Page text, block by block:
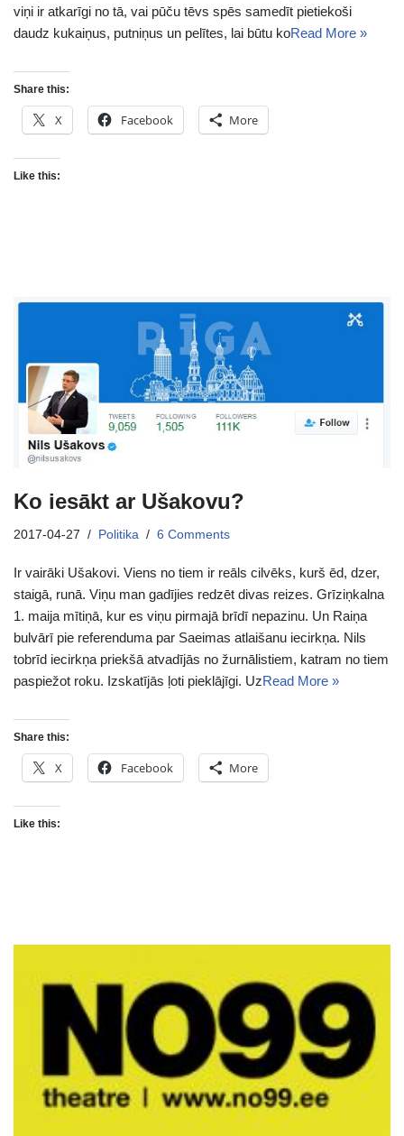
viņi ir atkarīgi no tā, vai pūču tēvs spēs samedīt pietiekoši
daudz kukaiņus, putniņus un pelītes, lai būtu koRead More »
Share this:
X Facebook More
Like this:
Ko iesākt ar Ušakovu?
2017-04-27 Politika 6 Comments
Ir vairāki Ušakovi. Viens no tiem ir reāls cilvēks, kurš ēd, dzer,
staigā, runā. Viņu man gadījies redzēt divas reizes. Grīziņkalna
1. maija mītiņā, kur es viņu pirmajā brīdī nepazinu. Un Raiņa
bulvārī pie referenduma par Saeimas atlaišanu iecirkņa. Nils
tobrīd iecirkņa priekšā atvadījās no žurnālistiem, katram no tiem
paspiežot roku. Izskatījās ļoti pieklājīgi. UzRead More »
Share this:
X Facebook More
Like this: